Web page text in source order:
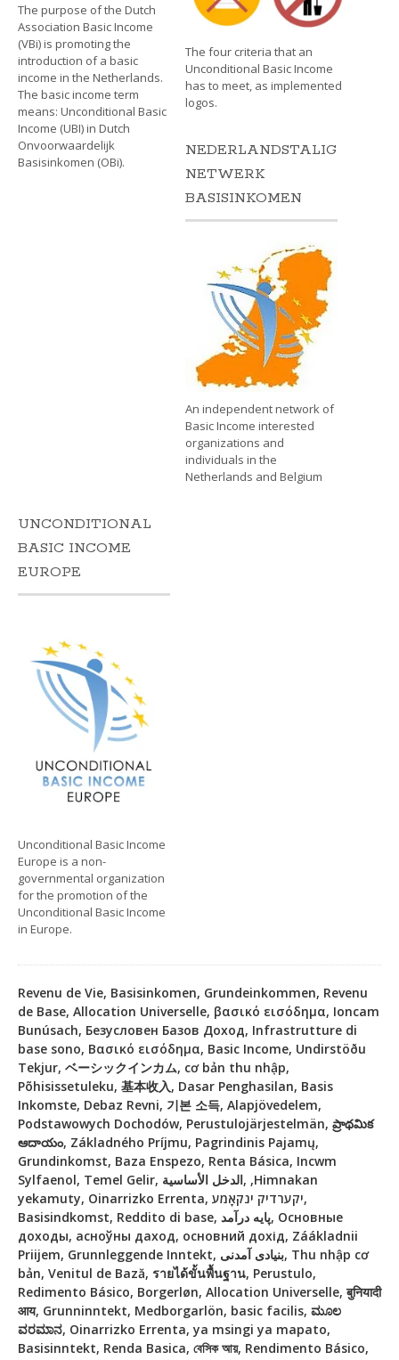
The purpose of the Dutch
Association Basic Income
(VBi) is promoting the
introduction of a basic
income in the Netherlands.
The basic income term
means: Unconditional Basic
Income (UBI) in Dutch
Onvoorwaardelijk
Basisinkomen (OBi).
The four criteria that an
Unconditional Basic Income
has to meet, as implemented
logos.
NEDERLANDSTALIG
NETWERK
BASISINKOMEN
An independent network of
Basic Income interested
organizations and
individuals in the
Netherlands and Belgium
UNCONDITIONAL
BASIC INCOME
EUROPE
Unconditional Basic Income
Europe is a non-
governmental organization
for the promotion of the
Unconditional Basic Income
in Europe.
Revenu de Vie, Basisinkomen, Grundeinkommen, Revenu
de Base, Allocation Universelle, βασικό εισόδημα, Ioncam
Bunúsach, Безусловен Базов Доход, Infrastrutture di
base sono, Βασικό εισόδημα, Basic Income, Undirstöðu
Tekjur, ベーシックインカム, cơ bản thu nhập,
Põhisissetuleku, 基本收入, Dasar Penghasilan, Basis
Inkomste, Debaz Revni, 기본 소득, Alapjövedelem,
Podstawowych Dochodów, Perustulojärjestelmän, ప్రాథమిక
ఆదాయం, Základného Príjmu, Pagrindinis Pajamų,
Grundinkomst, Baza Enspezo, Renta Básica, Incwm
Sylfaenol, Temel Gelir, الدخل الأساسية, ,Himnakan
yekamuty, Oinarrizko Errenta, יקערדיק ינקאָמע,
Basisindkomst, Reddito di base, پایه درآمد, Основные
доходы, асноўны даход, основний дохід, Záákladnii
Priijem, Grunnleggende Inntekt, بنیادی آمدنی, Thu nhập cơ
bản, Venitul de Bază, รายได้ขั้นพื้นฐาน, Perustulo,
Redimento Básico, Borgerløn, Allocation Universelle, बुनियादी
आय, Grunninntekt, Medborgarlön, basic facilis, ಮೂಲ
ವರಮಾನ, Oinarrizko Errenta, ya msingi ya mapato,
Basisinntekt, Renda Basica, বেসিক আয়, Rendimento Básico,